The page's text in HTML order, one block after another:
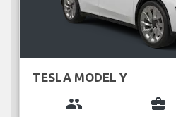
TESLA MODEL Y
group business_center